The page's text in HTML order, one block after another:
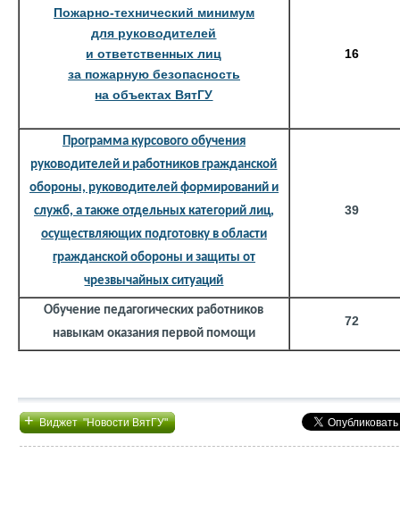
Пожарно-технический минимум
для руководителей
и ответственных лиц
за пожарную безопасность
на объектах ВятГУ
16
Программа курсового обучения
руководителей и работников гражданской
обороны, руководителей формирований и
служб, а также отдельных категорий лиц,
осуществляющих подготовку в области
гражданской обороны и защиты от
чрезвычайных ситуаций
39
Обучение педагогических работников
навыкам оказания первой помощи
72
+Виджет "Новости ВятГУ"